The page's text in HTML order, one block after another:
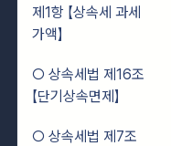
제1항 【상속세 과세
가액】
○ 상속세법 제16조
【단기상속면제】
○ 상속세법 제7조